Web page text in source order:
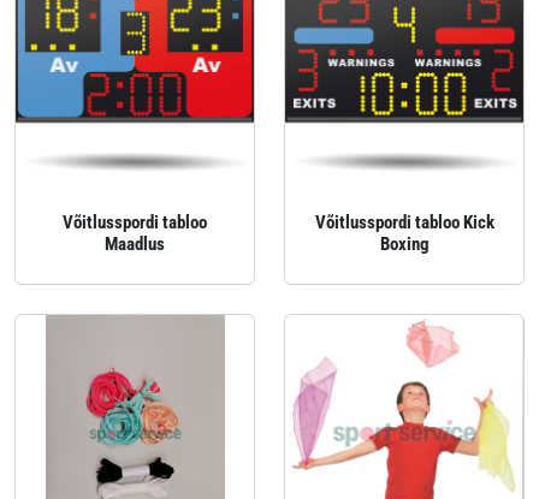
Võitlusspordi tabloo
Maadlus
Võitlusspordi tabloo Kick
Boxing